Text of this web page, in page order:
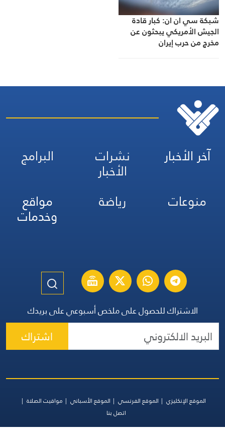
شبكة سي ان ان: كبار قادة
الجيش الأمريكي يبحثون عن
مخرج من حرب إيران
آخر الأخبار نشرات
الأخبار
البرامج
منوعات
رياضة مواقع
وخدمات
الاشتراك للحصول على ملخص أسبوعي على بريدك
اشتراك
الموقع الإنكليزي الموقع الفرنسي الموقع الأسباني
مواقيت الصلاة
اتصل بنا